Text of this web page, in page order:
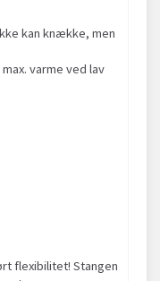
kan knække, men
varme ved lav
flexibilitet! Stangen